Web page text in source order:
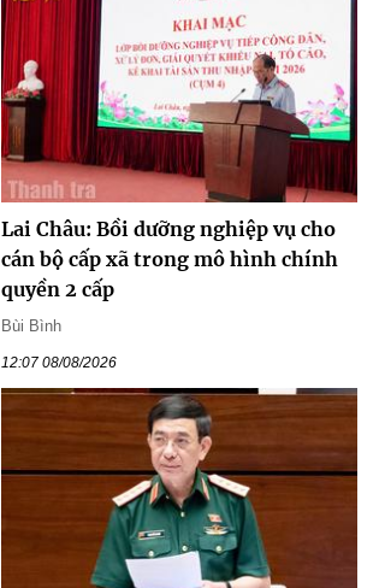
Lai Châu: Bồi dưỡng nghiệp vụ cho
cán bộ cấp xã trong mô hình chính
quyền 2 cấp
Bùi Bình
12:07 08/08/2026